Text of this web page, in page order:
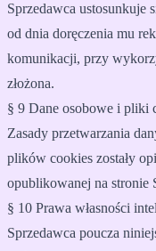
Sprzedawca ustosunkuje
od dnia doręczenia mu
komunikacji, przy
złożona.
§ 9 Dane osobowe i pliki
Zasady przetwarzania
plików cookies zostały
opublikowanej na stronie
§ 10 Prawa własności
Sprzedawca poucza